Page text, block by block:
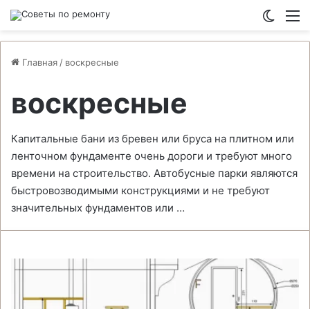
Главная / воскресные
воскресные
Капитальные бани из бревен или бруса на плитном или
ленточном фундаменте очень дороги и требуют много
времени на строительство. Автобусные парки являются
быстровозводимыми конструкциями и не требуют
значительных фундаментов или …